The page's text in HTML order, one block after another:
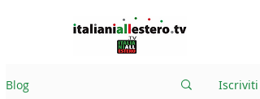
Blog Iscriviti